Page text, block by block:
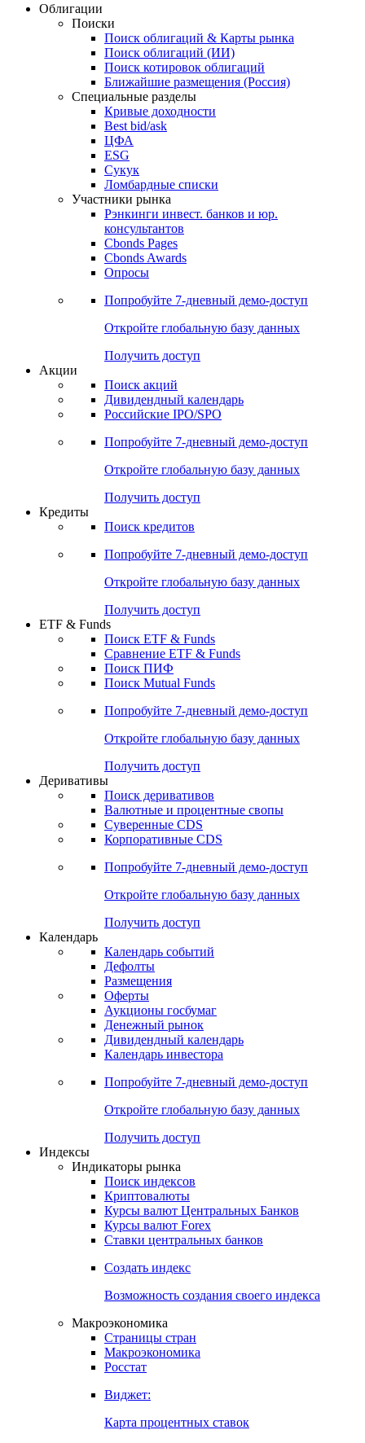
Облигации
Поиски
Поиск облигаций & Карты рынка
Поиск облигаций (ИИ)
Поиск котировок облигаций
Ближайшие размещения (Россия)
Специальные разделы
Кривые доходности
Best bid/ask
ЦФА
ESG
Сукук
Ломбардные списки
Участники рынка
Рэнкинги инвест. банков и юр.
консультантов
Cbonds Pages
Cbonds Awards
Опросы
Попробуйте 7-дневный демо-доступ
Откройте глобальную базу данных
Получить доступ
Акции
Поиск акций
Дивидендный календарь
Российские IPO/SPO
Попробуйте 7-дневный демо-доступ
Откройте глобальную базу данных
Получить доступ
Кредиты
Поиск кредитов
Попробуйте 7-дневный демо-доступ
Откройте глобальную базу данных
Получить доступ
ETF & Funds
Поиск ETF & Funds
Сравнение ETF & Funds
Поиск ПИФ
Поиск Mutual Funds
Попробуйте 7-дневный демо-доступ
Откройте глобальную базу данных
Получить доступ
Деривативы
Поиск деривативов
Валютные и процентные свопы
Суверенные CDS
Корпоративные CDS
Попробуйте 7-дневный демо-доступ
Откройте глобальную базу данных
Получить доступ
Календарь
Календарь событий
Дефолты
Размещения
Оферты
Аукционы госбумаг
Денежный рынок
Дивидендный календарь
Календарь инвестора
Попробуйте 7-дневный демо-доступ
Откройте глобальную базу данных
Получить доступ
Индексы
Индикаторы рынка
Поиск индексов
Криптовалюты
Курсы валют Центральных Банков
Курсы валют Forex
Ставки центральных банков
Создать индекс
Возможность создания своего индекса
Макроэкономика
Страницы стран
Макроэкономика
Росстат
Виджет:
Карта процентных ставок